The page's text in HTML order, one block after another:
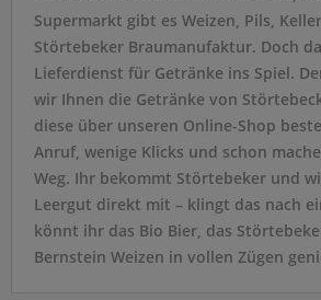
Supermarkt gibt es Weizen, Pils,
Störtebeker Braumanufaktur. Doch
Lieferdienst für Getränke ins Spiel.
wir Ihnen die Getränke von
diese über unseren Online-Shop
Anruf, wenige Klicks und schon
Weg. Ihr bekommt Störtebeker und
Leergut direkt mit – klingt das nach
könnt ihr das Bio Bier, das
Bernstein Weizen in vollen Zügen